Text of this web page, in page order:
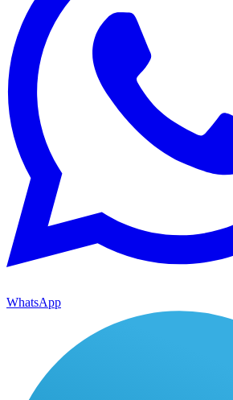
WhatsApp